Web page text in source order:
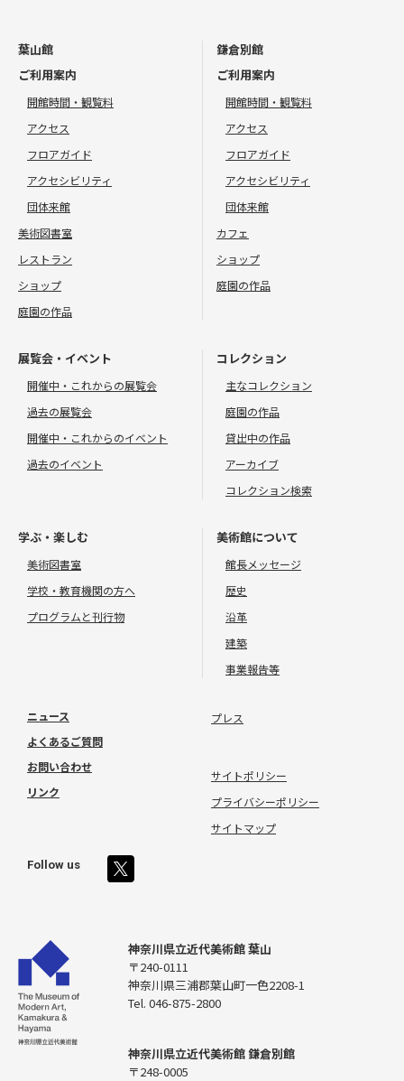
葉山館
ご利用案内
開館時間・観覧料
アクセス
フロアガイド
アクセシビリティ
団体来館
美術図書室
レストラン
ショップ
庭園の作品
鎌倉別館
ご利用案内
開館時間・観覧料
アクセス
フロアガイド
アクセシビリティ
団体来館
カフェ
ショップ
庭園の作品
展覧会・イベント
開催中・これからの展覧会
過去の展覧会
開催中・これからのイベント
過去のイベント
コレクション
主なコレクション
庭園の作品
貸出中の作品
アーカイブ
コレクション検索
学ぶ・楽しむ
美術図書室
学校・教育機関の方へ
プログラムと刊行物
美術館について
館長メッセージ
歴史
沿革
建築
事業報告等
ニュース
よくあるご質問
お問い合わせ
リンク
プレス
サイトポリシー
プライバシーポリシー
サイトマップ
Follow us
神奈川県立近代美術館 葉山
〒240-0111
神奈川県三浦郡葉山町一色2208-1
Tel. 046-875-2800
神奈川県立近代美術館 鎌倉別館
〒248-0005